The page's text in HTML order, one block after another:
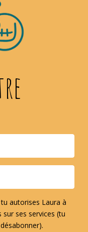
autorises Laura à
ses services (tu